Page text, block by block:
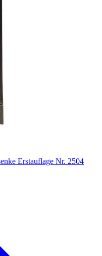
Erstauflage Nr. 2504